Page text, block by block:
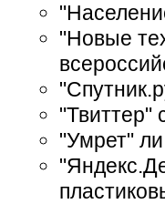
"Новые
"Твиттер"
"Умрет"